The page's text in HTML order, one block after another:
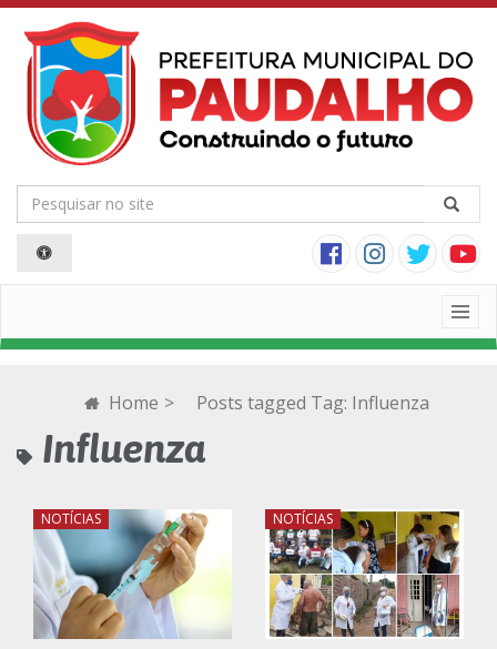
Home > Posts tagged Tag: Influenza
Influenza
NOTÍCIAS NOTÍCIAS